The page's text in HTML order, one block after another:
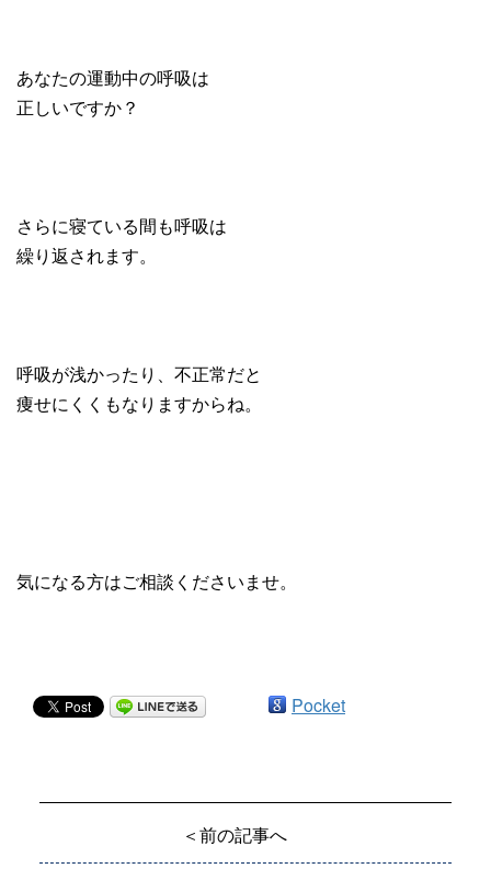
あなたの運動中の呼吸は
正しいですか？
さらに寝ている間も呼吸は
繰り返されます。
呼吸が浅かったり、不正常だと
痩せにくくもなりますからね。
気になる方はご相談くださいませ。
Pocket
＜前の記事へ